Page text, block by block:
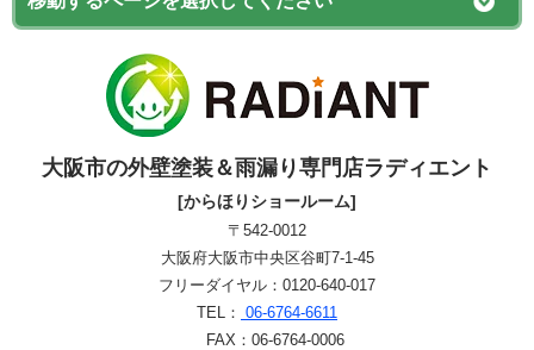
大阪市の外壁塗装＆雨漏り専門店ラディエント
[からほりショールーム]
〒542-0012
大阪府大阪市中央区谷町7-1-45
フリーダイヤル：0120-640-017
TEL： 06-6764-6611
FAX：06-6764-0006